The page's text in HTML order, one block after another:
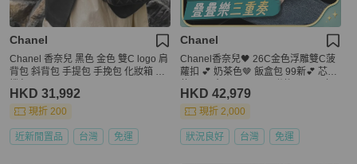
Chanel
Chanel 香奈兒 黑色 金色 雙C logo 肩
背包 斜背包 手提包 手挽包 化妝箱 相
HKD 31,992
現折 200
近新閒置品 台灣 免運
Chanel
Chanel香奈兒🖤 26C金色浮雕雙C菠
蘿扣 💕 奶茶色🤎 飯盒包 99新💕 芯片
購證
HKD 42,979
現折 2,000
狀況良好 台灣 免運